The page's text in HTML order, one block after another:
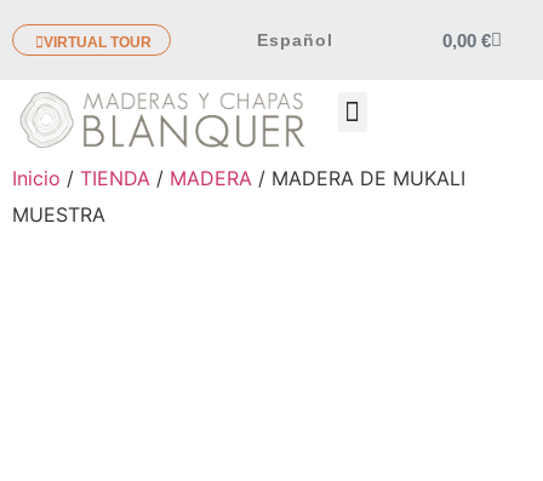
VIRTUAL TOUR Español 0,00 €
Inicio / TIENDA / MADERA / MADERA DE MUKALI
MUESTRA